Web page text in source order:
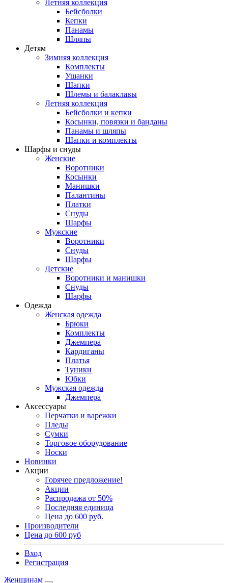
Летняя коллекция
Бейсболки
Кепки
Панамы
Шляпы
Детям
Зимняя коллекция
Комплекты
Ушанки
Шапки
Шлемы и балаклавы
Летняя коллекция
Бейсболки и кепки
Косынки, повязки и банданы
Панамы и шляпы
Шапки и комплекты
Шарфы и снуды
Женские
Воротники
Косынки
Манишки
Палантины
Платки
Снуды
Шарфы
Мужские
Воротники
Снуды
Шарфы
Детские
Воротники и манишки
Снуды
Шарфы
Одежда
Женская одежда
Брюки
Комплекты
Джемпера
Кардиганы
Платья
Туники
Юбки
Мужская одежда
Джемпера
Аксессуары
Перчатки и варежки
Пледы
Сумки
Торговое оборудование
Носки
Новинки
Акции
Горячее предложение!
Акции
Распродажа от 50%
Последняя единица
Цена до 600 руб.
Производители
Цена до 600 руб
Вход
Регистрация
Женщинам